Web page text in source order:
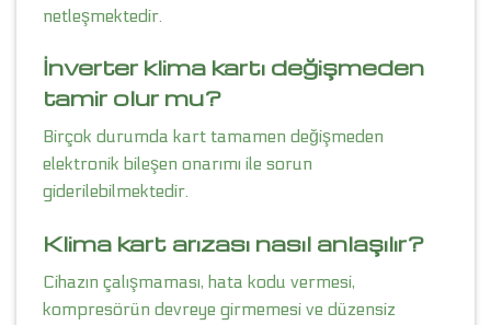
netleşmektedir.
İnverter klima kartı değişmeden
tamir olur mu?
Birçok durumda kart tamamen değişmeden
elektronik bileşen onarımı ile sorun
giderilebilmektedir.
Klima kart arızası nasıl anlaşılır?
Cihazın çalışmaması, hata kodu vermesi,
kompresörün devreye girmemesi ve düzensiz